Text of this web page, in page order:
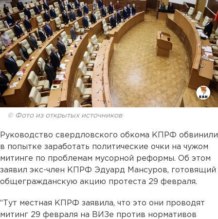
© Фото из открытых источников
Руководство свердловского обкома КПРФ обвинили
в попытке заработать политические очки на чужом
митинге по проблемам мусорной реформы. Об этом
заявил экс-член КПРФ Эдуард Мансуров, готовящий
общегражданскую акцию протеста 29 февраля.
“Тут местная КПРФ заявила, что это они проводят
митинг 29 февраля на ВИЗе против нормативов